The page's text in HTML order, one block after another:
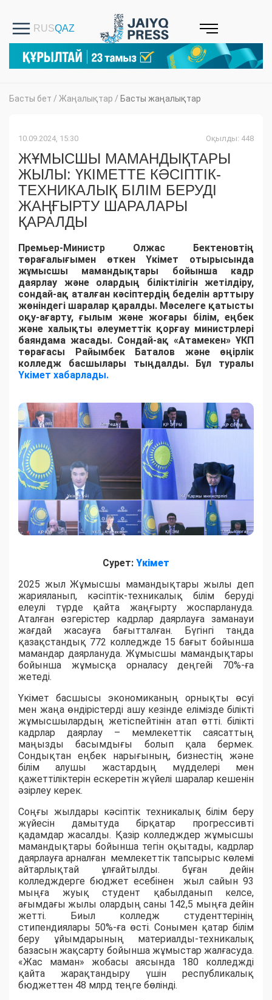
Басты бет / Жаңалықтар / Басты жаңалықтар
10.09.2024, 15:30 Оқылды: 448
ЖҰМЫСШЫ МАМАНДЫҚТАРЫ
ЖЫЛЫ: ҮКІМЕТТЕ КӘСІПТІК-
ТЕХНИКАЛЫҚ БІЛІМ БЕРУДІ
ЖАҢҒЫРТУ ШАРАЛАРЫ
ҚАРАЛДЫ
Премьер-Министр Олжас Бектеновтің
төрағалығымен өткен Үкімет отырысында
жұмысшы мамандықтары бойынша кадр
даярлау және олардың біліктілігін жетілдіру,
сондай-ақ аталған кәсіптердің беделін арттыру
жөніндегі шаралар қаралды. Мәселеге қатысты
оқу-ағарту, ғылым және жоғары білім, еңбек
және халықты әлеуметтік қорғау министрлері
баяндама жасады. Сондай-ақ «Атамекен» ҰКП
төрағасы Райымбек Баталов және өңірлік
колледж басшылары тыңдалды. Бұл туралы
Үкімет хабарлады.
Сурет: Үкімет
2025 жыл Жұмысшы мамандықтары жылы деп
жарияланып, кәсіптік-техникалық білім беруді
елеулі түрде қайта жаңғырту жоспарлануда.
Аталған өзгерістер кадрлар даярлауға заманауи
жағдай жасауға бағытталған. Бүгінгі таңда
қазақстандық 772 колледжде 15 бағыт бойынша
мамандар даярлануда. Жұмысшы мамандықтары
бойынша жұмысқа орналасу деңгейі 70%-ға
жетеді.
Үкімет басшысы экономиканың орнықты өсуі
мен жаңа өндірістерді ашу кезінде елімізде білікті
жұмысшылардың жетіспейтінін атап өтті. білікті
кадрлар даярлау – мемлекеттік саясаттың
маңызды басымдығы болып қала бермек.
Сондықтан еңбек нарығының, бизнестің және
білім алушы жастардың мүдделері мен
қажеттіліктерін ескеретін жүйелі шаралар кешенін
әзірлеу керек.
Соңғы жылдары кәсіптік техникалық білім беру
жүйесін дамытуда бірқатар прогрессивті
қадамдар жасалды. Қазір колледждер жұмысшы
мамандықтары бойынша тегін оқытады, кадрлар
даярлауға арналған мемлекеттік тапсырыс көлемі
айтарлықтай ұлғайтылды. бұған дейін
колледждерге бюджет есебінен жыл сайын 93
мыңға жуық студент қабылданып келсе,
ағымдағы жылы олардың саны 142,5 мыңға дейін
жетті. Биыл колледж студенттерінің
стипендиялары 50%-ға өсті. Сонымен қатар білім
беру ұйымдарының материалды-техникалық
базасын жақсарту бойынша жұмыстар жалғасуда.
«Жас маман» жобасы аясында 180 колледжді
қайта жарақтандыру үшін республикалық
бюджеттен 48 млрд теңге бөлінді.